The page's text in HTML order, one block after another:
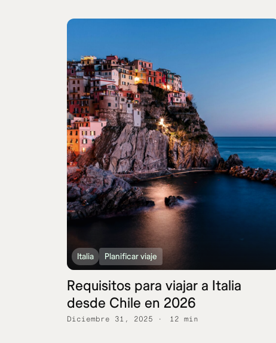
Italia Planificar viaje
Requisitos para viajar a Italia
desde Chile en 2026
Diciembre 31, 2025 12 min